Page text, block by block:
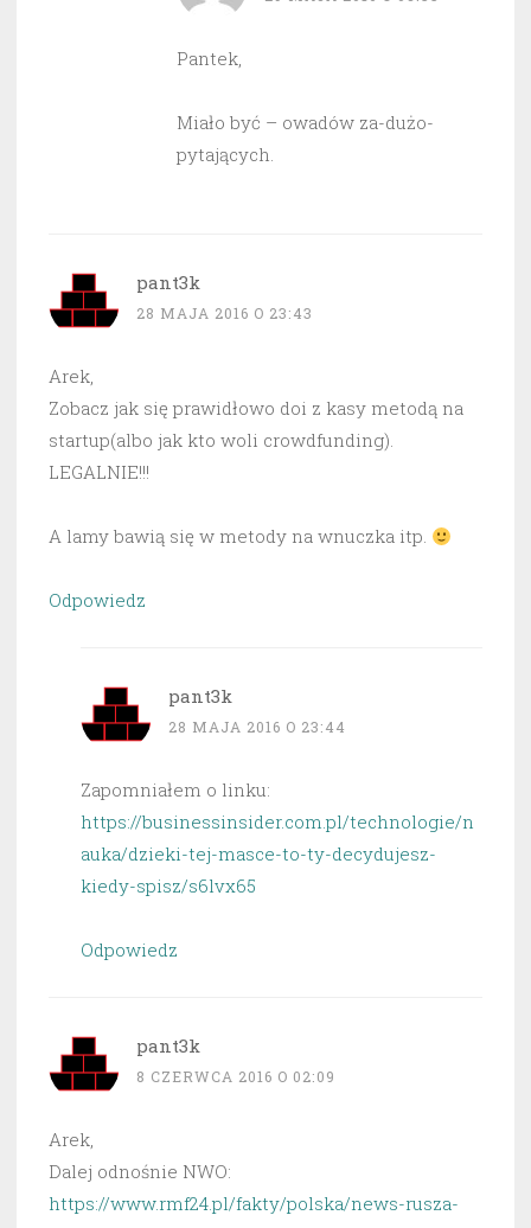
Pantek,
Miało być – owadów za-dużo-
pytających.
pant3k
28 MAJA 2016 O 23:43
Arek,
Zobacz jak się prawidłowo doi z kasy metodą na
startup(albo jak kto woli crowdfunding).
LEGALNIE!!!
A lamy bawią się w metody na wnuczka itp.
Odpowiedz
pant3k
28 MAJA 2016 O 23:44
Zapomniałem o linku:
https://businessinsider.com.pl/technologie/n
auka/dzieki-tej-masce-to-ty-decydujesz-
kiedy-spisz/s6lvx65
Odpowiedz
pant3k
8 CZERWCA 2016 O 02:09
Arek,
Dalej odnośnie NWO:
https://www.rmf24.pl/fakty/polska/news-rusza-